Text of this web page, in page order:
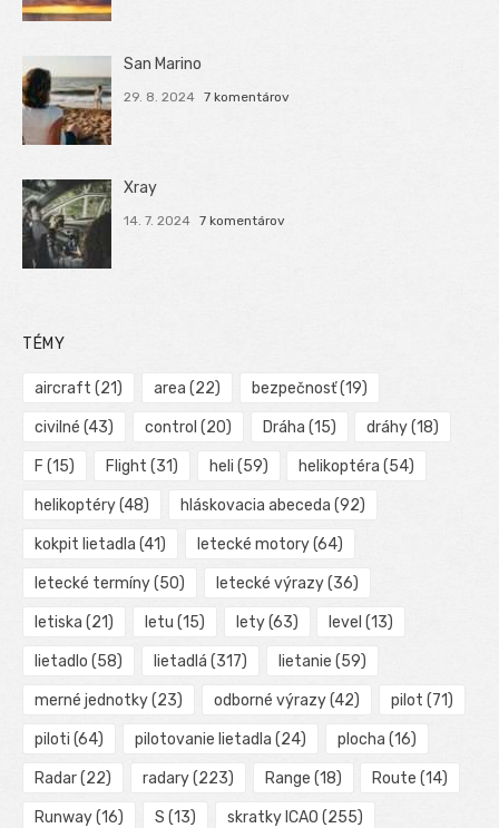
San Marino
29. 8. 2024 7 komentárov
Xray
14. 7. 2024 7 komentárov
TÉMY
aircraft (21) area (22) bezpečnosť(19)
civilné (43) control (20) Dráha (15) dráhy(18)
F (15) Flight (31) heli (59) helikoptéra (54)
helikoptéry(48) hláskovacia abeceda (92)
kokpit lietadla (41) letecké motory(64)
letecké termíny(50) letecké výrazy(36)
letiska (21) letu (15) lety(63) level (13)
lietadlo (58) lietadlá (317) lietanie (59)
merné jednotky(23) odborné výrazy(42) pilot (71)
piloti (64) pilotovanie lietadla (24) plocha (16)
Radar(22) radary(223) Range (18) Route (14)
Runway(16) S (13) skratky ICAO (255)